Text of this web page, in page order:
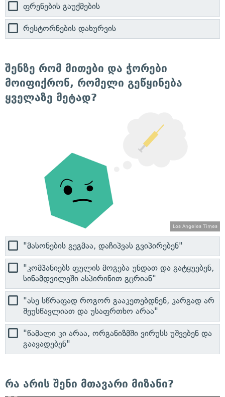
ფრენების გაუქმების
რესტორნების დახურვის
შენზე რომ მითები და ჭორები
მოიფიქრონ, რომელი გეწყინება
ყველაზე მეტად?
Los Angeles Times
"მასონების გეგმაა, დაჩიპვას გვიპირებენ"
"კომპანიებს ფულის მოგება უნდათ და გატყუებენ,
სინამდვილეში ასპირინით გცრიან"
"ასე სწრაფად როგორ გააკეთებდნენ, კარგად არ
შეუსწავლიათ და უსაფრთხო არაა"
"წამალი კი არაა, ორგანიზმში ვირუსს უშვებენ და
გაავადებენ"
რა არის შენი მთავარი მიზანი?